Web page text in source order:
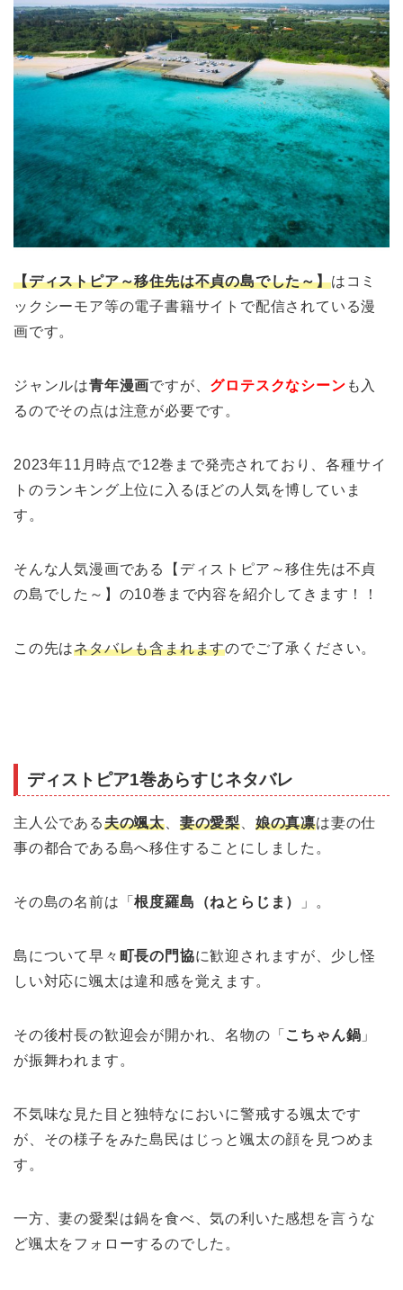
【ディストピア～移住先は不貞の島でした～】はコミ
ックシーモア等の電子書籍サイトで配信されている漫
画です。
ジャンルは青年漫画ですが、 グロテスクなシーン も入
るのでその点は注意が必要です。
2023年11月時点で12巻まで発売されており、各種サイ
トのランキング上位に入るほどの人気を博していま
す。
そんな人気漫画である【ディストピア～移住先は不貞
の島でした～】の10巻まで内容を紹介してきます！！
この先はネタバレも含まれますのでご了承ください。
ディストピア1巻あらすじネタバレ
主人公である夫の颯太 妻の愛梨 娘の真凛は妻の仕
事の都合である島へ移住することにしました。
その島の名前は「根度羅島（ねとらじま） 」。
島について早々 町長の門協に歓迎されますが、少し怪
しい対応に颯太は違和感を覚えます。
その後村長の歓迎会が開かれ、名物の「 こちゃん鍋 」
が振舞われます。
不気味な見た目と独特なにおいに警戒する颯太です
が、その様子をみた島民はじっと颯太の顔を見つめま
す。
一方、妻の愛梨は鍋を食べ、気の利いた感想を言うな
ど颯太をフォローするのでした。